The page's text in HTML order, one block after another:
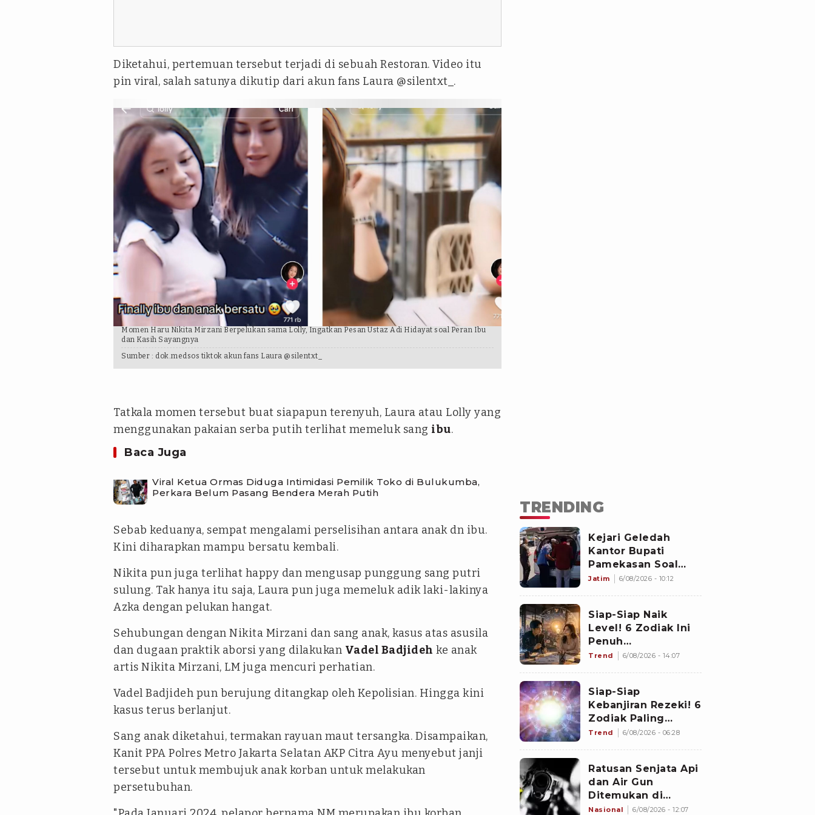
Diketahui, pertemuan tersebut terjadi di sebuah Restoran. Video itu
pin viral, salah satunya dikutip dari akun fans Laura @silentxt_.
Momen Haru Nikita Mirzani Berpelukan sama Lolly, Ingatkan Pesan Ustaz Adi Hidayat soal Peran Ibu
dan Kasih Sayangnya
Sumber : dok.medsos tiktok akun fans Laura @silentxt_
Tatkala momen tersebut buat siapapun terenyuh, Laura atau Lolly yang
menggunakan pakaian serba putih terlihat memeluk sang ibu.
Baca Juga
Viral Ketua Ormas Diduga Intimidasi Pemilik Toko di Bulukumba,
Perkara Belum Pasang Bendera Merah Putih
Sebab keduanya, sempat mengalami perselisihan antara anak dn ibu.
Kini diharapkan mampu bersatu kembali.
Nikita pun juga terlihat happy dan mengusap punggung sang putri
sulung. Tak hanya itu saja, Laura pun juga memeluk adik laki-lakinya
Azka dengan pelukan hangat.
Sehubungan dengan Nikita Mirzani dan sang anak, kasus atas asusila
dan dugaan praktik aborsi yang dilakukan Vadel Badjideh ke anak
artis Nikita Mirzani, LM juga mencuri perhatian.
Vadel Badjideh pun berujung ditangkap oleh Kepolisian. Hingga kini
kasus terus berlanjut.
Sang anak diketahui, termakan rayuan maut tersangka. Disampaikan,
Kanit PPA Polres Metro Jakarta Selatan AKP Citra Ayu menyebut janji
tersebut untuk membujuk anak korban untuk melakukan
persetubuhan.
TRENDING
Kejari Geledah
Kantor Bupati
Pamekasan Soal
Dugaan Korupsi
Milliar
Jatim 6/08/2026 - 10:12
Siap-Siap Naik
Level! 6 Zodiak Ini
Penuh
Keberuntungan
Gemini Punya
Senjata Utama
Trend 6/08/2026 - 14:07
Siap-Siap
Kebanjiran Rezeki! 6
Zodiak Paling
Bercuan Deras di 7
Trend 6/08/2026 - 06:28
Ratusan Senjata Api
dan Air Gun
Ditemukan di
Sekolah Swasta
Nasional 6/08/2026 - 12:07